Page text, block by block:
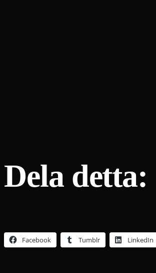
Dela detta:
Facebook Tumblr LinkedIn